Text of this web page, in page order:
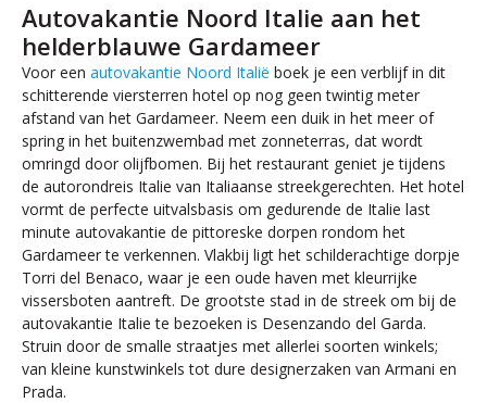
Autovakantie Noord Italie aan het
helderblauwe Gardameer
Voor een autovakantie Noord Italië boek je een verblijf in dit
schitterende viersterren hotel op nog geen twintig meter
afstand van het Gardameer. Neem een duik in het meer of
spring in het buitenzwembad met zonneterras, dat wordt
omringd door olijfbomen. Bij het restaurant geniet je tijdens
de autorondreis Italie van Italiaanse streekgerechten. Het hotel
vormt de perfecte uitvalsbasis om gedurende de Italie last
minute autovakantie de pittoreske dorpen rondom het
Gardameer te verkennen. Vlakbij ligt het schilderachtige dorpje
Torri del Benaco, waar je een oude haven met kleurrijke
vissersboten aantreft. De grootste stad in de streek om bij de
autovakantie Italie te bezoeken is Desenzando del Garda.
Struin door de smalle straatjes met allerlei soorten winkels;
van kleine kunstwinkels tot dure designerzaken van Armani en
Prada.